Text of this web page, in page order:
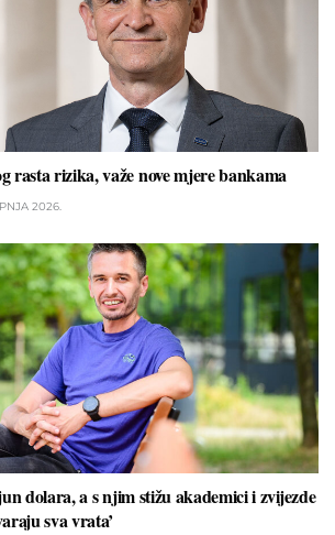
rasta rizika, važe nove mjere bankama
2026.
dolara, a s njim stižu akademici i zvijezde
sva vrata’